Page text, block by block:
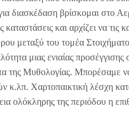
διασκέδαση βρίσκομαι στο
και αρχίζει να τις
μεταξύ του τομέα
μιας ενιαίας
της Μυθολογίας. Μπορέσαμε
κ.λπ. Χαρτοπαικτική λέσχη
ολόκληρης της περιόδου η